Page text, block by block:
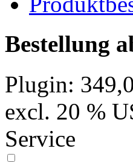
Bestellung
Plugin:
excl. 20 %
Service